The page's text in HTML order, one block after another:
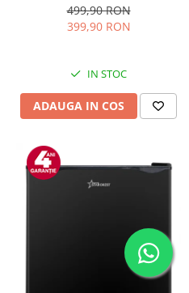
12Kg/24h, Cos gheata
detasabil, Rezervor apa 0.8 l,
499,90 RON
399,90 RON
IN STOC
ADAUGA IN COS